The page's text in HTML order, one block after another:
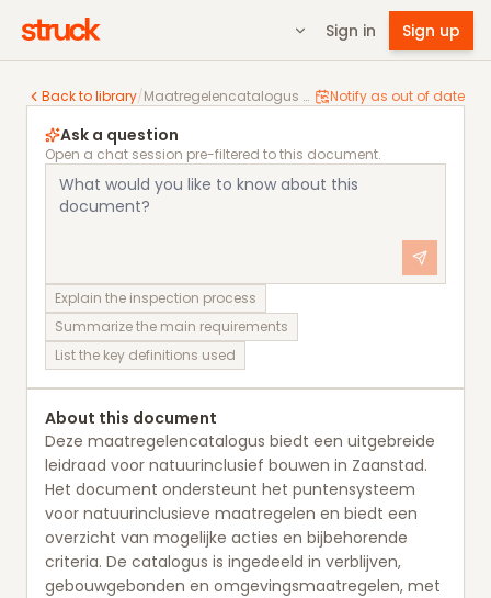
Sign in Sign up
Back to library/ Maatregelencatalogus Puntensysteem Natuurinclusief Bouwen Notify as out of date
Maatregelencatalogus Puntensysteem
Ask a question
Open a chat session pre-filtered to this document.
Explain the inspection process
Summarize the main requirements
List the key definitions used
About this document
Deze maatregelencatalogus biedt een uitgebreide
leidraad voor natuurinclusief bouwen in Zaanstad.
Het document ondersteunt het puntensysteem
voor natuurinclusieve maatregelen en biedt een
overzicht van mogelijke acties en bijbehorende
criteria. De catalogus is ingedeeld in verblijven,
gebouwgebonden en omgevingsmaatregelen, met